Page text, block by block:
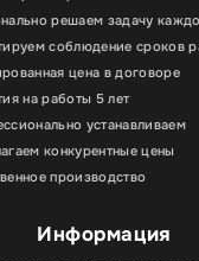
решаем задачу
соблюдение сроков
цена в договоре
на работы 5 лет
устанавливаем
конкурентные цены
производство
Информация